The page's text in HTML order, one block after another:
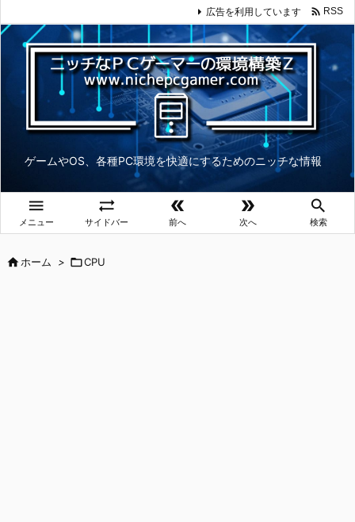
ゲームやOS、各種PC環境を快適にするためのニッチな情報

メニュー

サイドバー

前へ

次へ

検索
広告を利用しています  RSS
ホーム > CPU